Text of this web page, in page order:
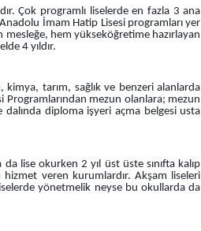
Çok programlı liselerde en fazla 3 ana
İmam Hatip Lisesi programları yer
mesleğe, hem yükseköğretime hazırlayan
4 yıldır.
tarım, sağlık ve benzeri alanlarda
Programlarından mezun olanlara; mezun
diploma işyeri açma belgesi usta
lise okurken 2 yıl üst üste sınıfta kalıp
veren kurumlardır. Akşam liseleri
yönetmelik neyse bu okullarda da